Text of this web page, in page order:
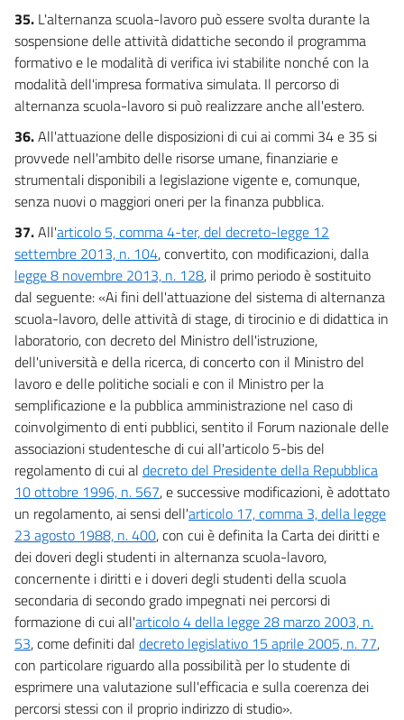
35. L'alternanza scuola-lavoro può essere svolta durante la
sospensione delle attività didattiche secondo il programma
formativo e le modalità di verifica ivi stabilite nonché con la
modalità dell'impresa formativa simulata. Il percorso di
alternanza scuola-lavoro si può realizzare anche all'estero.
36.All'attuazione delle disposizioni di cui ai commi 34 e 35 si
provvede nell'ambito delle risorse umane, finanziarie e
strumentali disponibili a legislazione vigente e, comunque,
senza nuovi o maggiori oneri per la finanza pubblica.
37.All'articolo 5, comma 4-ter, del decreto-legge 12
settembre 2013, n. 104, convertito, con modificazioni, dalla
legge 8 novembre 2013, n. 128, il primo periodo è sostituito
dal seguente: «Ai fini dell'attuazione del sistema di alternanza
scuola-lavoro, delle attività di stage, di tirocinio e di didattica in
laboratorio, con decreto del Ministro dell'istruzione,
dell'università e della ricerca, di concerto con il Ministro del
lavoro e delle politiche sociali e con il Ministro per la
semplificazione e la pubblica amministrazione nel caso di
coinvolgimento di enti pubblici, sentito il Forum nazionale delle
associazioni studentesche di cui all'articolo 5-bis del
regolamento di cui al decreto del Presidente della Repubblica
10 ottobre 1996, n. 567, e successive modificazioni, è adottato
un regolamento, ai sensi dell'articolo 17, comma 3, della legge
23 agosto 1988, n. 400, con cui è definita la Carta dei diritti e
dei doveri degli studenti in alternanza scuola-lavoro,
concernente i diritti e i doveri degli studenti della scuola
secondaria di secondo grado impegnati nei percorsi di
formazione di cui all'articolo 4 della legge 28 marzo 2003, n.
53, come definiti dal decreto legislativo 15 aprile 2005, n. 77,
con particolare riguardo alla possibilità per lo studente di
esprimere una valutazione sull'efficacia e sulla coerenza dei
percorsi stessi con il proprio indirizzo di studio».